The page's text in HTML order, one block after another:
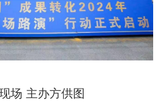
场 主办方供图